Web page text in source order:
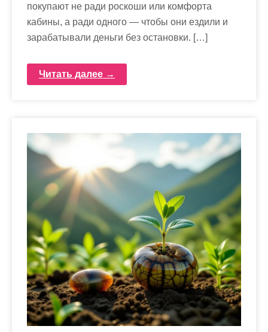
покупают не ради роскоши или комфорта
кабины, а ради одного — чтобы они ездили и
зарабатывали деньги без остановки. […]
Читать далее →